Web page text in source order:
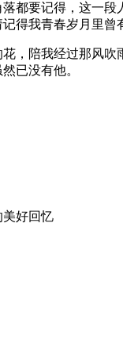
都要记得，这一
得我青春岁月里
，陪我经过那风
已没有他。
美好回忆